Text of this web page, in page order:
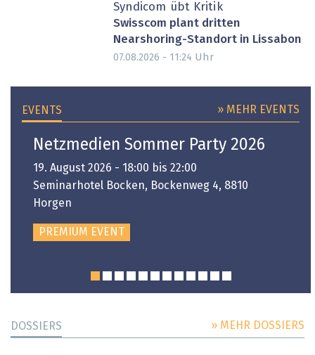
Syndicom übt Kritik
Swisscom plant dritten
Nearshoring-Standort in Lissabon
07.08.2026 - 11:24 Uhr
EVENTS » MEHR EVENTS
Netzmedien Sommer Party 2026
19. August 2026 - 18:00 bis 22:00
Seminarhotel Bocken, Bockenweg 4, 8810
Horgen
PREMIUM EVENT
DOSSIERS » MEHR DOSSIERS